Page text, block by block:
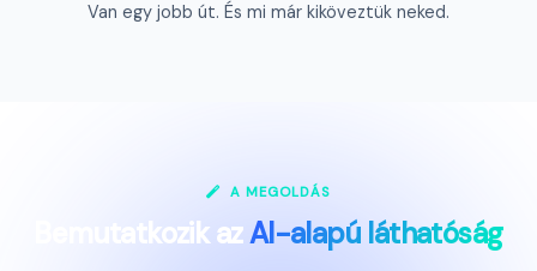
Van egy jobb út. És mi már kiköveztük neked.
A MEGOLDÁS
Bemutatkozik azAI-alapú láthatóság